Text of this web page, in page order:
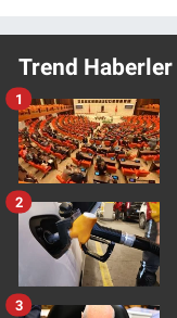
Trend Haberler
1
2
3